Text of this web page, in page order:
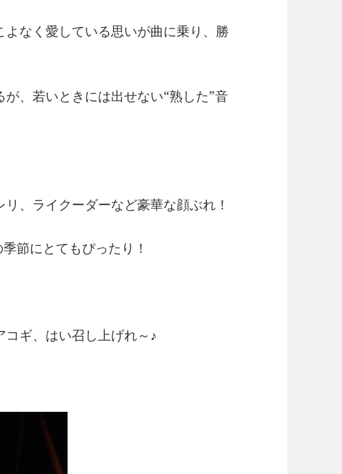
なく愛している思いが曲に乗り、勝
、若いときには出せない“熟した”音
、ライクーダーなど豪華な顔ぶれ！
節にとてもぴったり！
ギ、はい召し上げれ～♪